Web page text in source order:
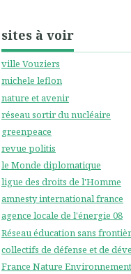
sites à voir
ville Vouziers
michele leflon
nature et avenir
réseau sortir du nucléaire
greenpeace
revue politis
le Monde diplomatique
ligue des droits de l'Homme
amnesty international france
agence locale de l'énergie 08
Réseau éducation sans
collectifs de défense et de
France Nature Environnement